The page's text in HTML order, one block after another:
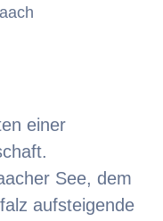
einer
See, dem
aufsteigende